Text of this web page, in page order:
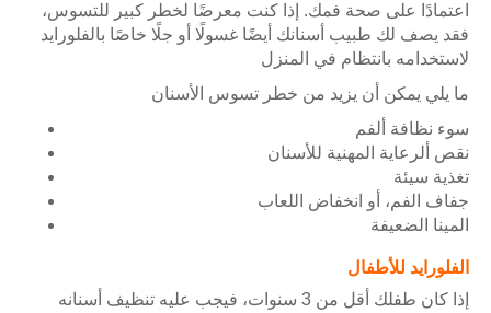
اعتمادًا على صحة فمك. إذا كنت معرضًا لخطر كبير للتسوس،
فقد يصف لك طبيب أسنانك أيضًا غسولًا أو جلًا خاصًا بالفلورايد
لاستخدامه بانتظام في المنزل
ما يلي يمكن أن يزيد من خطر تسوس الأسنان
سوء نظافة ألفم
نقص ألرعاية المهنية للأسنان
تغذية سيئة
جفاف الفم، أو انخفاض اللعاب
المينا الضعيفة
الفلورايد للأطفال
إذا كان طفلك أقل من 3 سنوات، فيجب عليه تنظيف أسنانه